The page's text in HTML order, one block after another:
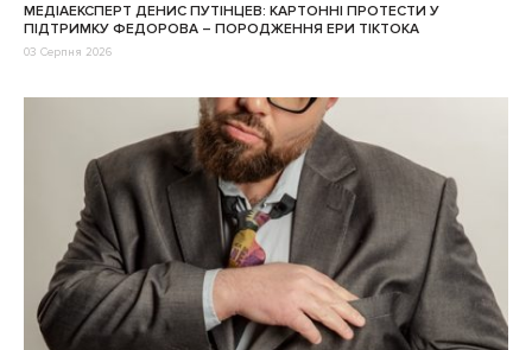
МЕДІАЕКСПЕРТ ДЕНИС ПУТІНЦЕВ: КАРТОННІ ПРОТЕСТИ У
ПІДТРИМКУ ФЕДОРОВА – ПОРОДЖЕННЯ ЕРИ ТІКТОКА
03 Серпня 2026